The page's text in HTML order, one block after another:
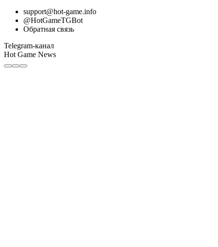
support@hot-game.info
@HotGameTGBot
Обратная связь
Telegram-канал
Hot Game News